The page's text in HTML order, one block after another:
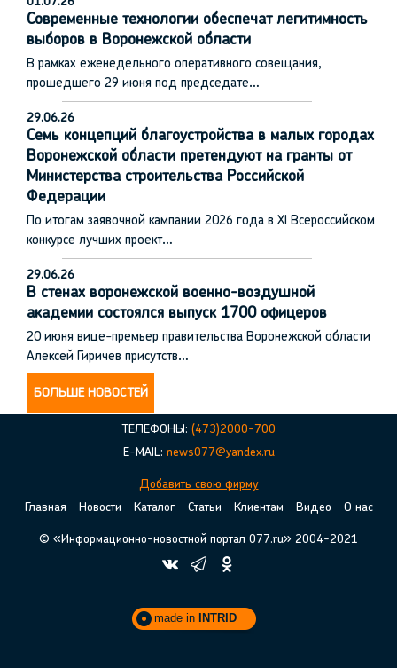
Современные технологии обеспечат легитимность
выборов в Воронежской области
В рамках еженедельного оперативного совещания,
прошедшего 29 июня под председате…
29.06.26
Семь концепций благоустройства в малых городах
Воронежской области претендуют на гранты от
Министерства строительства Российской
Федерации
По итогам заявочной кампании 2026 года в XI Всероссийском
конкурсе лучших проект…
29.06.26
В стенах воронежской военно-воздушной
академии состоялся выпуск 1700 офицеров
20 июня вице-премьер правительства Воронежской области
Алексей Гиричев присутств…
БОЛЬШЕ НОВОСТЕЙ
ТЕЛЕФОНЫ: (473)2000-700
E-MAIL: news077@yandex.ru
Добавить свою фирму
Главная
Новости Каталог Статьи Клиентам Видео О нас
© «Информационно-новостной портал 077.ru» 2004-2021
made in INTRID